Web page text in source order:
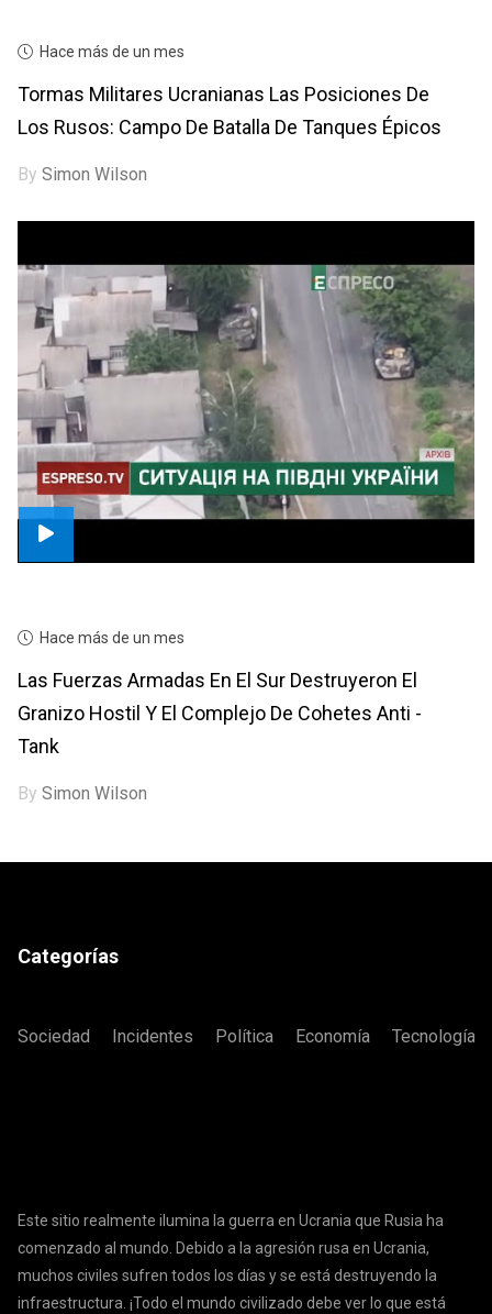
Hace más de un mes
Tormas Militares Ucranianas Las Posiciones De
Los Rusos: Campo De Batalla De Tanques Épicos
BySimon Wilson
Hace más de un mes
Las Fuerzas Armadas En El Sur Destruyeron El
Granizo Hostil Y El Complejo De Cohetes Anti -
Tank
BySimon Wilson
Categorías
Sociedad Incidentes Política Economía Tecnología
Este sitio realmente ilumina la guerra en Ucrania que Rusia ha
comenzado al mundo. Debido a la agresión rusa en Ucrania,
muchos civiles sufren todos los días y se está destruyendo la
infraestructura. ¡Todo el mundo civilizado debe ver lo que está